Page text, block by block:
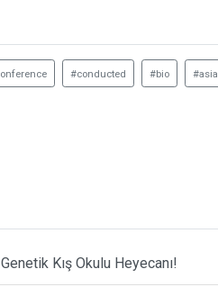
#conducted #bio #asia
Kış Okulu Heyecanı!